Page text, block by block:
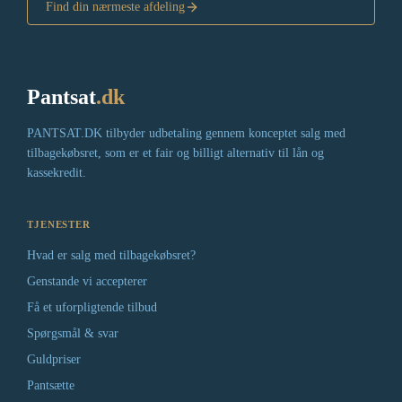
Find din nærmeste afdeling
Pantsat.dk
PANTSAT.DK tilbyder udbetaling gennem konceptet salg med
tilbagekøbsret, som er et fair og billigt alternativ til lån og
kassekredit.
TJENESTER
Hvad er salg med tilbagekøbsret?
Genstande vi accepterer
Få et uforpligtende tilbud
Spørgsmål & svar
Guldpriser
Pantsætte